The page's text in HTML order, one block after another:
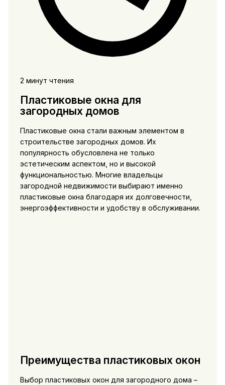
2 минут чтения
Пластиковые окна для
загородных домов
Пластиковые окна стали важным элементом в
строительстве загородных домов. Их
популярность обусловлена не только
эстетическим аспектом, но и высокой
функциональностью. Многие владельцы
загородной недвижимости выбирают именно
пластиковые окна благодаря их долговечности,
энергоэффективности и удобству в обслуживании.
Преимущества пластиковых окон
Выбор пластиковых окон для загородного дома –